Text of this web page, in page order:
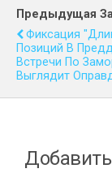
Предыдущая
Фиксация
Позиций В
Встречи По
Выглядит